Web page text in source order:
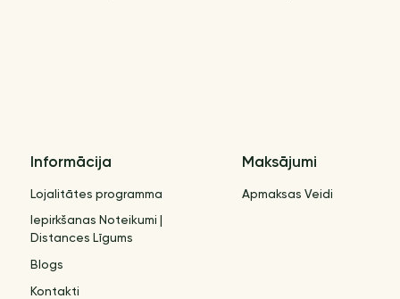
Informācija
Lojalitātes programma
Iepirkšanas Noteikumi |
Distances Līgums
Blogs
Kontakti
Maksājumi
Apmaksas Veidi